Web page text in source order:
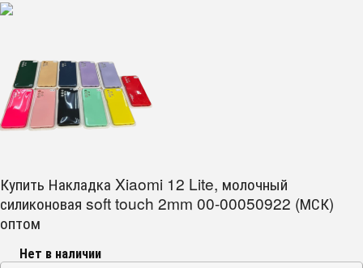
Купить Накладка Xiaomi 12 Lite, молочный
силиконовая soft touch 2mm 00-00050922 (МСК)
оптом
Нет в наличии